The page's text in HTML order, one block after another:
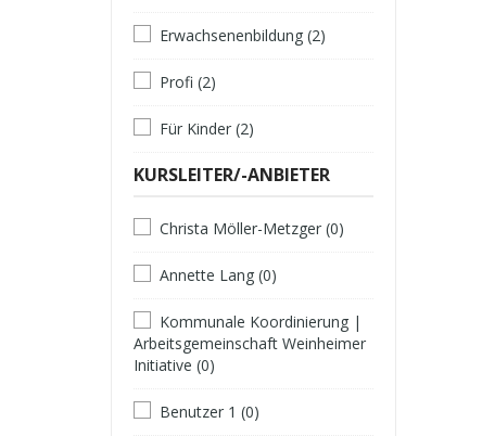
Erwachsenenbildung (2)
Profi (2)
Für Kinder (2)
KURSLEITER/-ANBIETER
Christa Möller-Metzger (0)
Annette Lang (0)
Kommunale Koordinierung |
Arbeitsgemeinschaft Weinheimer
Initiative (0)
Benutzer 1 (0)